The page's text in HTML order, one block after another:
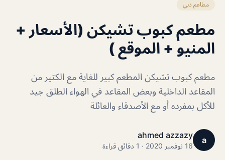
مطاعم دبي
مطعم كبوب تشيكن (الأسعار +
المنيو + الموقع )
مطعم كبوب تشيكن المطعم كبير للغاية مع الكثير من
المقاعد الداخلية وبعض المقاعد في الهواء الطلق جيد
للأكل بمفرده أو مع الأصدقاء والعائلة
a
ahmed azzazy
16 نوفمبر 2020 · 1 دقائق قراءة